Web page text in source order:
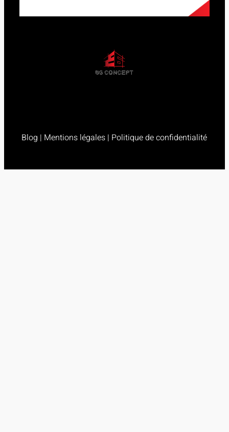
Blog | Mentions légales| Politique de confidentialité